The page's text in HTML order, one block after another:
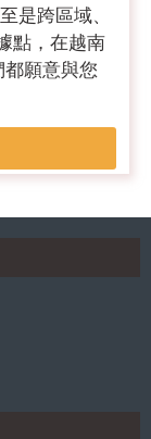
是跨區域、
點，在越南
願意與您